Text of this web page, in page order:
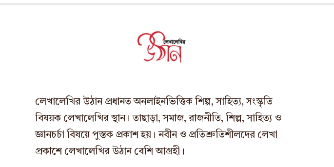
লেখালেখির উঠান প্রধানত অনলাইনভিত্তিক শিল্প, সাহিত্য, সংস্কৃতি
বিষয়ক লেখালেখির স্থান। তাছাড়া, সমাজ, রাজনীতি, শিল্প, সাহিত্য ও
জ্ঞানচর্চা বিষয়ে পুস্তক প্রকাশ হয়। নবীন ও প্রতিশ্রুতিশীলদের লেখা
প্রকাশে লেখালেখির উঠান বেশি আগ্রহী।